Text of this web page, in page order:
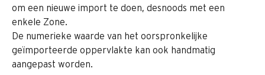
om een nieuwe import te doen, desnoods met een
enkele Zone.
De numerieke waarde van het oorspronkelijke
geïmporteerde oppervlakte kan ook handmatig
aangepast worden.